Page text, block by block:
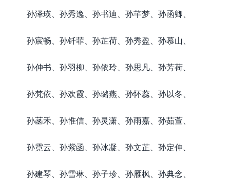
孙泽瑛、孙秀逸、孙书迪、孙芊梦、孙函卿、
孙宸畅、孙钎菲、孙芷荷、孙秀盈、孙慕山、
孙伸书、孙羽柳、孙依玲、孙思凡、孙芳荷、
孙梵依、孙欢霞、孙璐燕、孙怀蕊、孙以冬、
孙菡禾、孙惟信、孙灵潇、孙雨嘉、孙茹萱、
孙霓云、孙紫函、孙冰凝、孙文芷、孙定伸、
孙建琴、孙雪琳、孙子珍、孙雁枫、孙典念、